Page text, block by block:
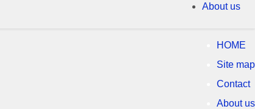
About us
HOME
Site map
Contact
About us